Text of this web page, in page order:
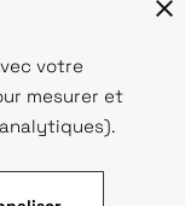
de confidentialité
votre
mesurer et